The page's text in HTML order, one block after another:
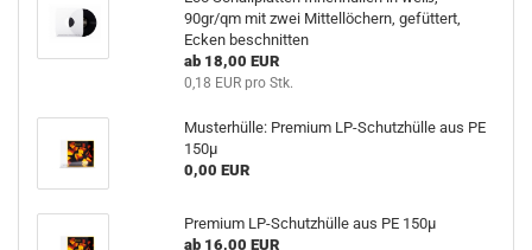
90gr/qm mit zwei Mittellöchern, gefüttert,
Ecken beschnitten
ab 18,00 EUR
0,18 EUR pro Stk.
Musterhülle: Premium LP-Schutzhülle aus PE
150µ
0,00 EUR
Premium LP-Schutzhülle aus PE 150µ
ab 16,00 EUR